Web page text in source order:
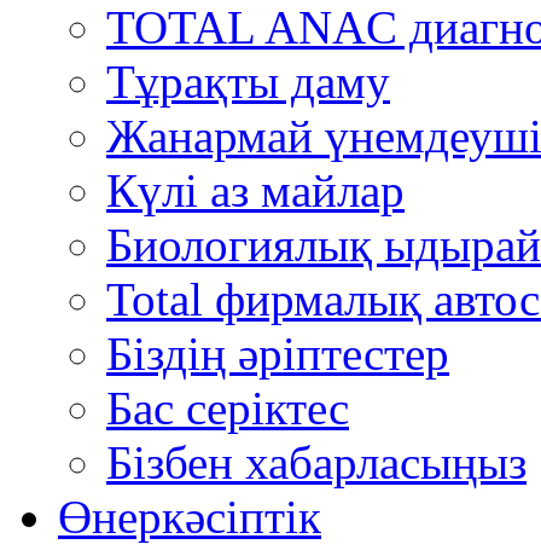
TOTAL ANAC
Тұрақты даму
Жанармай
Күлі аз майлар
Биологиялық
Total фирмалық
Біздің әріптестер
Бас серіктес
Бізбен хабарласыңыз
Өнеркәсіптік